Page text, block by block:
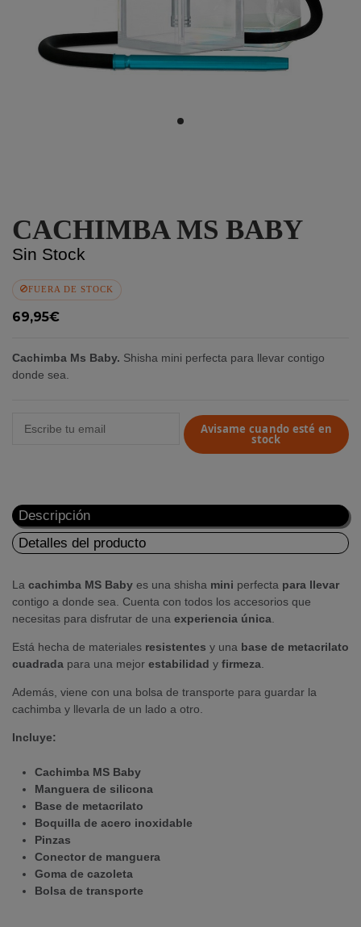
CACHIMBA MS BABY
Sin Stock
FUERA DE STOCK
69,95€
Cachimba Ms Baby. Shisha mini perfecta para llevar contigo
donde sea.
Avisame cuando esté en
stock
Descripción
Detalles del producto
La cachimba MS Baby es una shisha mini perfecta para llevar
contigo a donde sea. Cuenta con todos los accesorios que
necesitas para disfrutar de una experiencia única
Está hecha de materiales resistentes y una base de metacrilato
cuadrada para una mejor estabilidad y firmeza
Además, viene con una bolsa de transporte para guardar la
cachimba y llevarla de un lado a otro.
Incluye:
Cachimba MS Baby
Manguera de silicona
Base de metacrilato
Boquilla de acero inoxidable
Pinzas
Conector de manguera
Goma de cazoleta
Bolsa de transporte